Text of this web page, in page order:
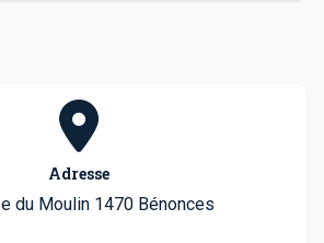
Adresse
du Moulin 1470 Bénonces